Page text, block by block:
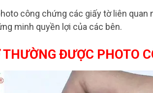
công chứng các giấy tờ liên quan
minh quyền lợi của các bên.
ĐƯỢC PHOTO